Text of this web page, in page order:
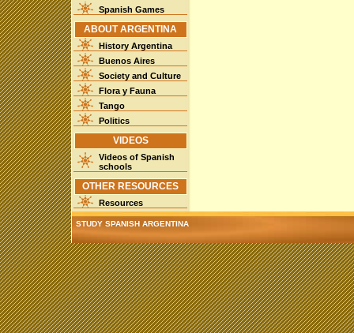
Spanish Games
ABOUT ARGENTINA
History Argentina
Buenos Aires
Society and Culture
Flora y Fauna
Tango
Politics
VIDEOS
Videos of Spanish
schools
OTHER RESOURCES
Resources
STUDY SPANISH ARGENTINA